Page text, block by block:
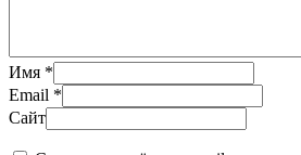
Имя *
Email *
Сайт